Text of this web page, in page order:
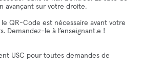
avançant sur votre droite.
QR-Code est nécessaire avant votre
Demandez-le à l’enseignant.e !
USC pour toutes demandes de